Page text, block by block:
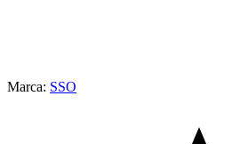
Marca: SSO